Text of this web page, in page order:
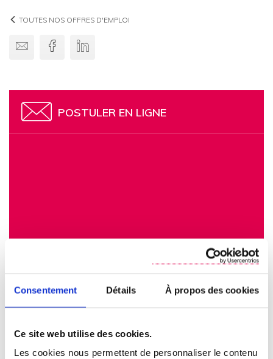
Consentement Détails À propos des cookies
Ce site web utilise des cookies.
Les cookies nous permettent de personnaliser le contenu
TOUTES NOS OFFRES D'EMPLOI
Envoyer par email
FacebookLinkedin
POSTULER EN LIGNE